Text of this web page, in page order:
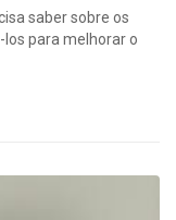
saber sobre os
para melhorar o